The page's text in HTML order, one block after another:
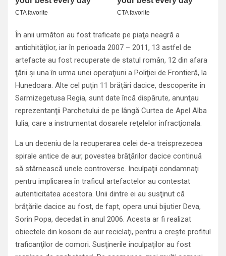
În anii următori au fost traficate pe piaţa neagră a
antichităţilor, iar în perioada 2007 – 2011, 13 astfel de
artefacte au fost recuperate de statul român, 12 din afara
ţării şi una în urma unei operaţiuni a Poliţiei de Frontieră, la
Hunedoara. Alte cel puţin 11 brăţări dacice, descoperite în
Sarmizegetusa Regia, sunt date încă dispărute, anunţau
reprezentanţii Parchetului de pe lângă Curtea de Apel Alba
Iulia, care a instrumentat dosarele reţelelor infracţionala.
La un deceniu de la recuperarea celei de-a treisprezecea
spirale antice de aur, povestea brăţărilor dacice continuă
să stârnească unele controverse. Inculpaţii condamnaţi
pentru implicarea în traficul artefactelor au contestat
autenticitatea acestora. Unii dintre ei au susţinut că
brăţările dacice au fost, de fapt, opera unui bijutier Deva,
Sorin Popa, decedat în anul 2006. Acesta ar fi realizat
obiectele din kosoni de aur reciclaţi, pentru a creşte profitul
traficanţilor de comori. Susţinerile inculpaţilor au fost